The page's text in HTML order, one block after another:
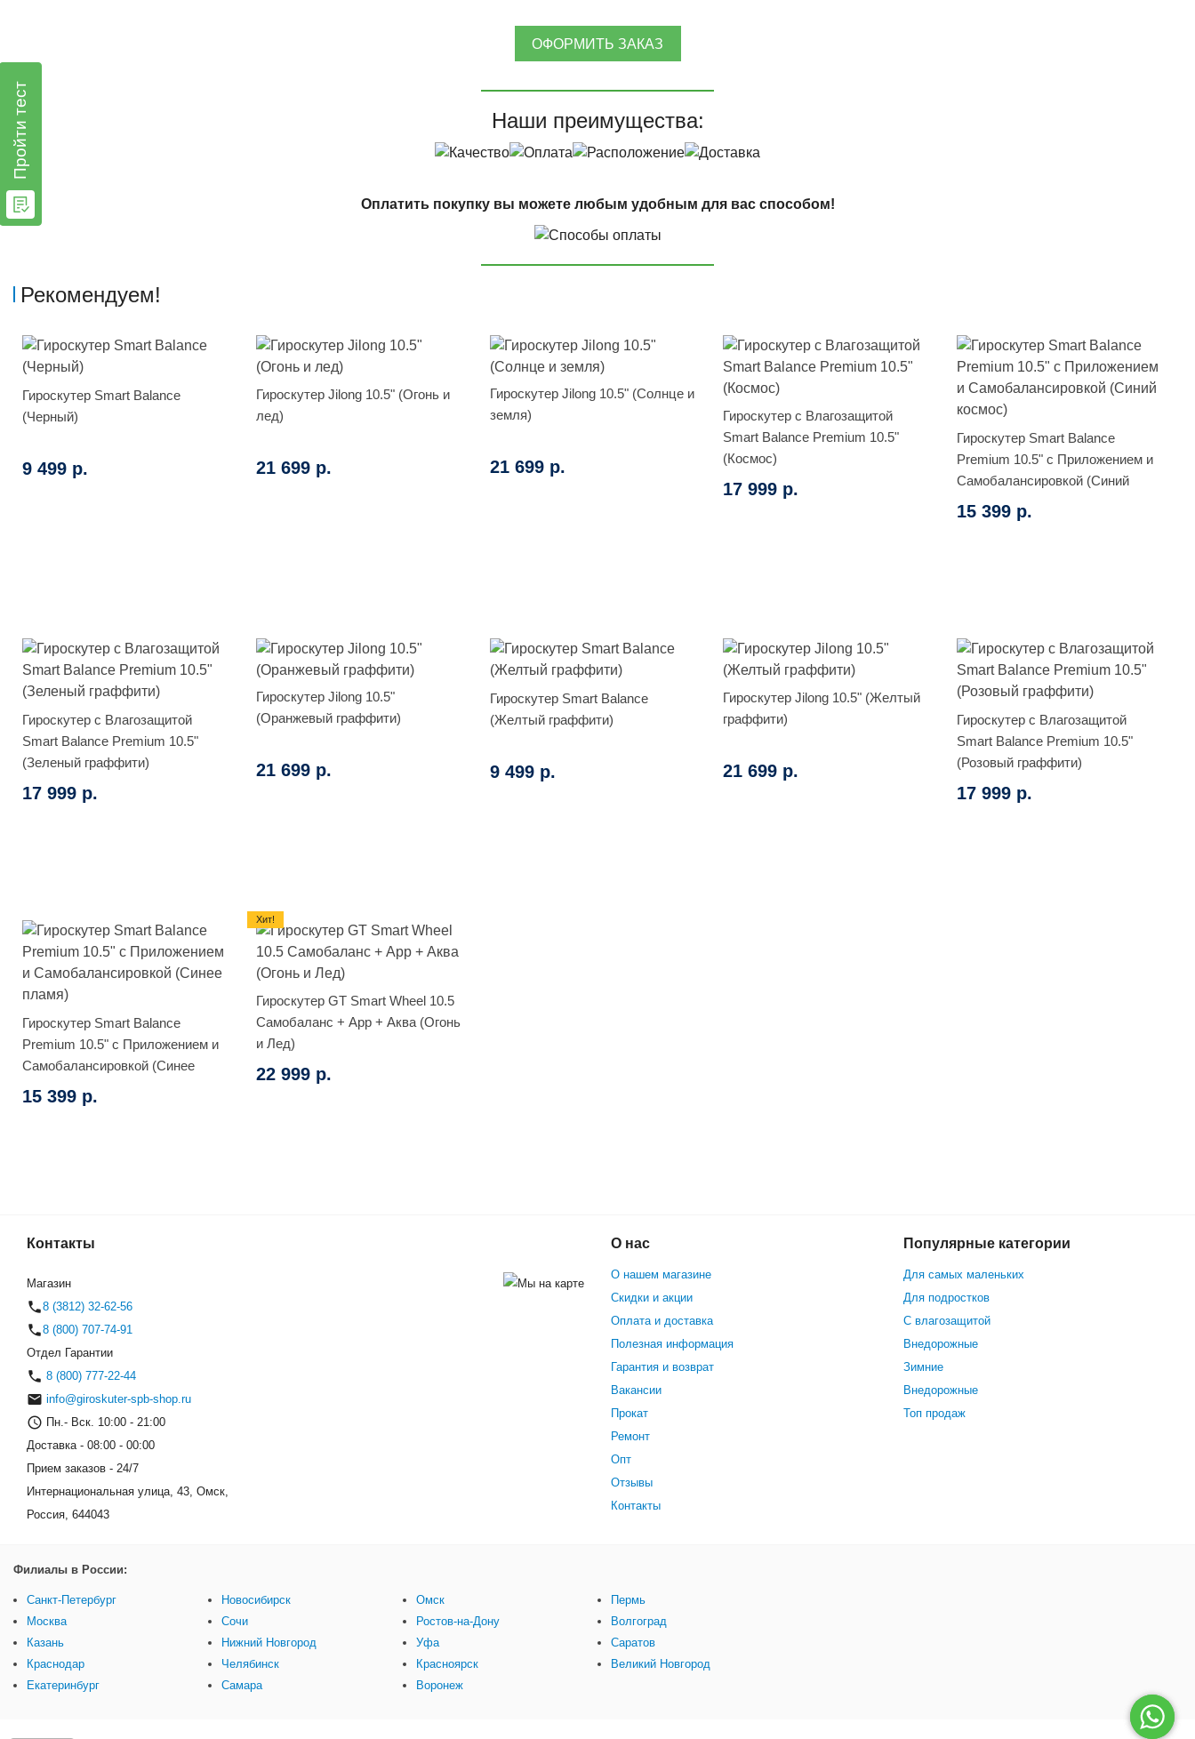
ОФОРМИТЬ ЗАКАЗ
Наши преимущества:
Оплатить покупку вы можете любым удобным для вас способом!
Рекомендуем!
Гироскутер Smart Balance
(Черный)
9 499 р.
Гироскутер Jilong 10.5" (Огонь и
лед)
21 699 р.
Гироскутер Jilong 10.5" (Солнце и
земля)
21 699 р.
Гироскутер с Влагозащитой
Smart Balance Premium 10.5"
(Космос)
17 999 р.
Гироскутер Smart Balance
Premium 10.5" с Приложением и
Самобалансировкой (Синий
космос)
15 399 р.
Гироскутер с Влагозащитой
Smart Balance Premium 10.5"
(Зеленый граффити)
17 999 р.
Гироскутер Jilong 10.5"
(Оранжевый граффити)
21 699 р.
Гироскутер Smart Balance
(Желтый граффити)
9 499 р.
Гироскутер Jilong 10.5" (Желтый
граффити)
21 699 р.
Гироскутер с Влагозащитой
Smart Balance Premium 10.5"
(Розовый граффити)
17 999 р.
Гироскутер Smart Balance
Premium 10.5" с Приложением и
Самобалансировкой (Синее
пламя)
15 399 р.
Гироскутер GT Smart Wheel 10.5
Самобаланс + App + Аква (Огонь
и Лед)
22 999 р.
Хит!
Гироскутер Smart Balance 10"
Контакты
Магазин
8 (3812) 32-62-56
8 (800) 707-74-91
Отдел Гарантии
8 (800) 777-22-44
info@giroskuter-spb-shop.ru
Пн.- Вск. 10:00 - 21:00
Доставка - 08:00 - 00:00
Прием заказов - 24/7
Интернациональная улица, 43, Омск,
Россия, 644043
О нас
О нашем магазине
Скидки и акции
Оплата и доставка
Полезная информация
Гарантия и возврат
Вакансии
Прокат
Ремонт
Опт
Отзывы
Контакты
Популярные категории
Для самых маленьких
Для подростков
С влагозащитой
Внедорожные
Зимние
Внедорожные
Топ продаж
Филиалы в России:
Санкт-Петербург
Москва
Казань
Краснодар
Екатеринбург
Новосибирск
Сочи
Нижний Новгород
Челябинск
Самара
Омск
Ростов-на-Дону
Уфа
Красноярск
Воронеж
Пермь
Волгоград
Саратов
Великий Новгород
Пройти тест